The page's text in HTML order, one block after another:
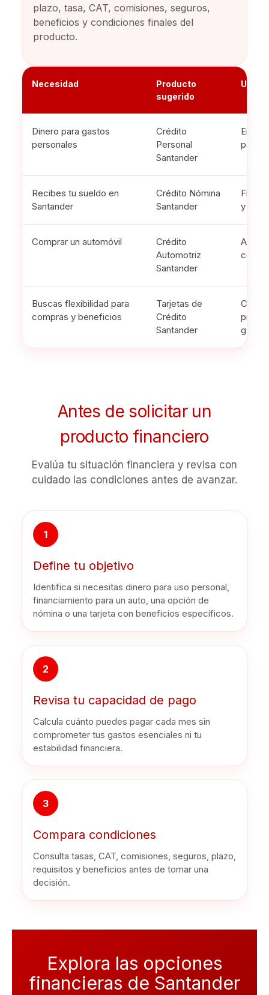
plazo, tasa, CAT, comisiones, seguros,
beneficios y condiciones finales del
producto.
Necesidad
Producto
sugerido
Uso
Dinero para gastos
personales
Crédito
Personal
Santander
pagos
Recibes tu sueldo en
Santander
Crédito Nómina
Santander
y
Comprar un automóvil
Crédito
Automotriz
Santander
con
Buscas flexibilidad para
compras y beneficios
Tarjetas de
Crédito
Santander
Antes de solicitar un
producto financiero
Evalúa tu situación financiera y revisa con
cuidado las condiciones antes de avanzar.
1
Define tu objetivo
Identifica si necesitas dinero para uso personal,
financiamiento para un auto, una opción de
nómina o una tarjeta con beneficios específicos.
2
Revisa tu capacidad de pago
Calcula cuánto puedes pagar cada mes sin
comprometer tus gastos esenciales ni tu
estabilidad financiera.
3
Compara condiciones
Consulta tasas, CAT, comisiones, seguros, plazo,
requisitos y beneficios antes de tomar una
decisión.
Explora las opciones
financieras de Santander